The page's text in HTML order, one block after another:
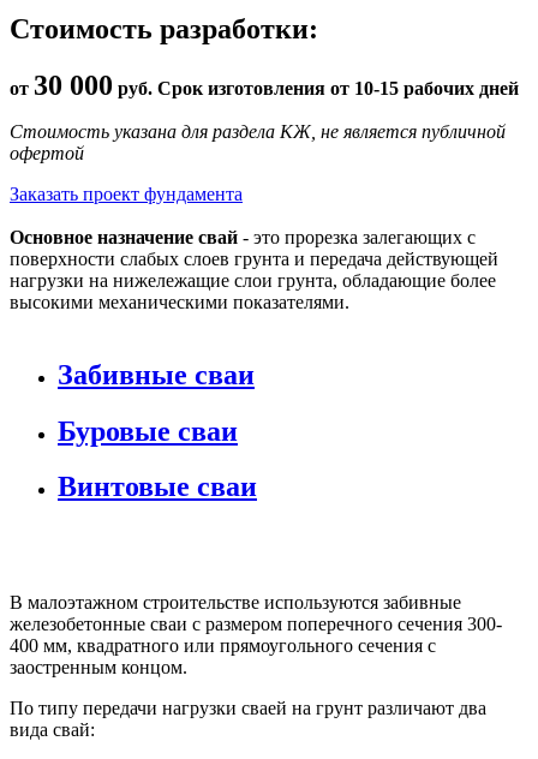
Стоимость разработки:
от 30 000 руб. Срок изготовления от 10-15 рабочих дней
Стоимость указана для раздела КЖ, не является публичной
офертой
Заказать проект фундамента
Основное назначение свай - это прорезка залегающих с
поверхности слабых слоев грунта и передача действующей
нагрузки на нижележащие слои грунта, обладающие более
высокими механическими показателями.
Забивные сваи
Буровые сваи
Винтовые сваи
В малоэтажном строительстве используются забивные
железобетонные сваи с размером поперечного сечения 300-
400 мм, квадратного или прямоугольного сечения с
заостренным концом.
По типу передачи нагрузки сваей на грунт различают два
вида свай: